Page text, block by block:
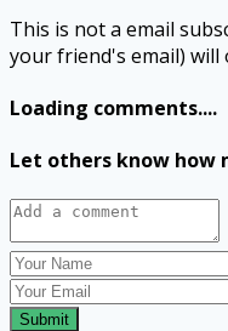
This is not a email
your friend's email) will
Loading comments....
Let others know how
Submit